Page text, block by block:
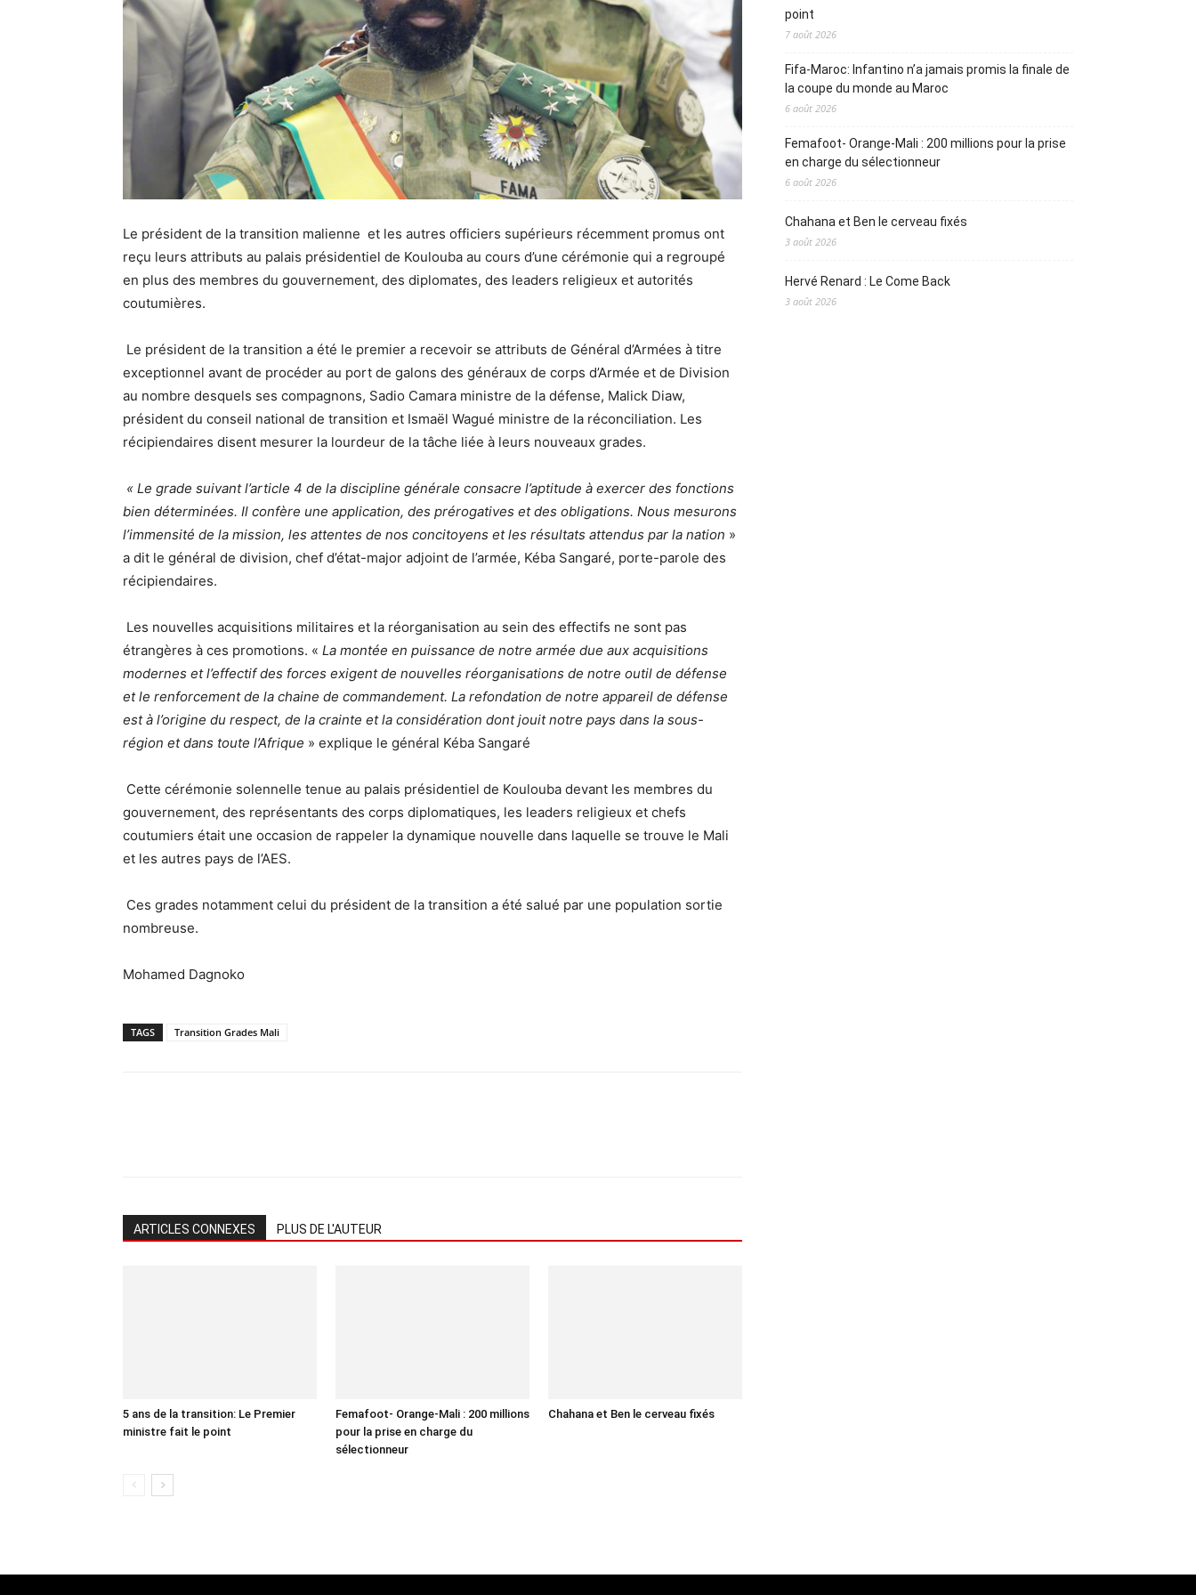
Le président de la transition malienne et les autres officiers supérieurs récemment promus ont
reçu leurs attributs au palais présidentiel de Koulouba au cours d’une cérémonie qui a regroupé
en plus des membres du gouvernement, des diplomates, des leaders religieux et autorités
coutumières.
Le président de la transition a été le premier a recevoir se attributs de Général d’Armées à titre
exceptionnel avant de procéder au port de galons des généraux de corps d’Armée et de Division
au nombre desquels ses compagnons, Sadio Camara ministre de la défense, Malick Diaw,
président du conseil national de transition et Ismaël Wagué ministre de la réconciliation. Les
récipiendaires disent mesurer la lourdeur de la tâche liée à leurs nouveaux grades.
« Le grade suivant l’article 4 de la discipline générale consacre l’aptitude à exercer des fonctions
bien déterminées. Il confère une application, des prérogatives et des obligations. Nous mesurons
l’immensité de la mission, les attentes de nos concitoyens et les résultats attendus par la nation »
a dit le général de division, chef d’état-major adjoint de l’armée, Kéba Sangaré, porte-parole des
récipiendaires.
Les nouvelles acquisitions militaires et la réorganisation au sein des effectifs ne sont pas
étrangères à ces promotions. « La montée en puissance de notre armée due aux acquisitions
modernes et l’effectif des forces exigent de nouvelles réorganisations de notre outil de défense
et le renforcement de la chaine de commandement. La refondation de notre appareil de défense
est à l’origine du respect, de la crainte et la considération dont jouit notre pays dans la sous-
région et dans toute l’Afrique » explique le général Kéba Sangaré
Cette cérémonie solennelle tenue au palais présidentiel de Koulouba devant les membres du
gouvernement, des représentants des corps diplomatiques, les leaders religieux et chefs
coutumiers était une occasion de rappeler la dynamique nouvelle dans laquelle se trouve le Mali
et les autres pays de l’AES.
Ces grades notamment celui du président de la transition a été salué par une population sortie
nombreuse.
Mohamed Dagnoko
TAGS Transition Grades Mali
ARTICLES CONNEXES PLUS DE L'AUTEUR
5 ans de la transition: Le Premier
ministre fait le point
Femafoot- Orange-Mali : 200 millions
pour la prise en charge du
sélectionneur
Chahana et Ben le cerveau fixés
point
7 août 2026
Fifa-Maroc: Infantino n’a jamais promis la finale de
la coupe du monde au Maroc
6 août 2026
Femafoot- Orange-Mali : 200 millions pour la prise
en charge du sélectionneur
6 août 2026
Chahana et Ben le cerveau fixés
3 août 2026
Hervé Renard : Le Come Back
3 août 2026